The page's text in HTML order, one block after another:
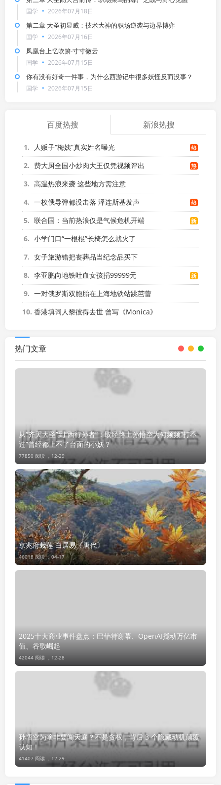
国学 2026年07月18日
第二章 大圣初显威：技术大神的职场逆袭与边界博弈
国学 2026年07月16日
凤凰台上忆吹箫·寸寸微云
国学 2026年07月15日
你有没有好奇一件事，为什么西游记中很多妖怪反而没事？
国学 2026年07月15日
百度热搜 新浪热搜
1
人贩子“梅姨”真实姓名曝光
2
费大厨全国小炒肉大王仅凭视频评出
3
高温热浪来袭 这些地方需注意
4
一枚俄导弹都没击落 泽连斯基发声
5
联合国：当前热浪仅是气候危机开端
6
小学门口“一根棍”长椅怎么就火了
7
女子旅游错把丧葬品当纪念品买下
8
李亚鹏向地铁吐血女孩捐99999元
9
一对俄罗斯双胞胎在上海地铁站跳芭蕾
10 香港填词人黎彼得去世 曾写《Monica》
热门文章
从“齐天大圣”到“西行孙者”：取经路上孙悟空为何频频“打不
过”曾经都上不了台面的小妖？
77850 阅读 ， 12-29
京兆府栽莲 白居易〔唐代〕
46018 阅读 ， 04-17
2025十大商业事件盘点：巴菲特谢幕、OpenAI搅动万亿市
值、谷歌崛起
42044 阅读 ， 12-28
孙悟空为啥非要闯天庭？不是贪权，背后 3 个隐藏动机颠覆
认知！
41407 阅读 ， 12-29